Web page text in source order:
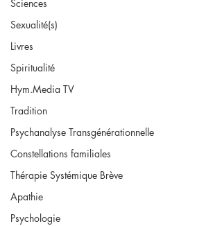
Sciences
Sexualité(s)
Livres
Spiritualité
Hym.Media TV
Tradition
Psychanalyse Transgénérationnelle
Constellations familiales
Thérapie Systémique Brève
Apathie
Psychologie